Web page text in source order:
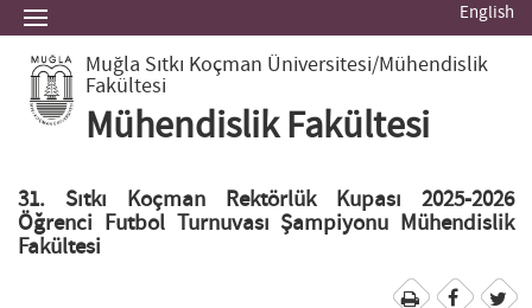
English
Muğla Sıtkı Koçman Üniversitesi/Mühendislik
Fakültesi
Mühendislik Fakültesi
31. Sıtkı Koçman Rektörlük Kupası 2025-2026
Öğrenci Futbol Turnuvası Şampiyonu Mühendislik
Fakültesi